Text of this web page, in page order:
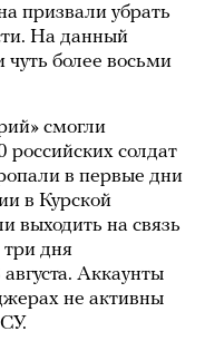
призвали убрать
На данный
более восьми
смогли
российских солдат
в первые дни
в Курской
выходить на связь
дня
Аккаунты
не активны